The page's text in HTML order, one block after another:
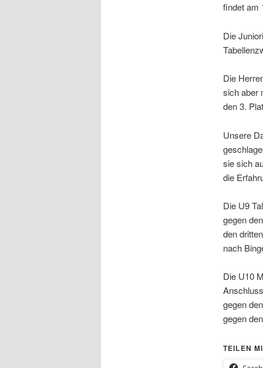
findet am
Die
Die
sich aber
den 3.
Unsere
sie sich
die
Die U9
gegen
den
nach
Die U10
gegen
gegen
TEILEN